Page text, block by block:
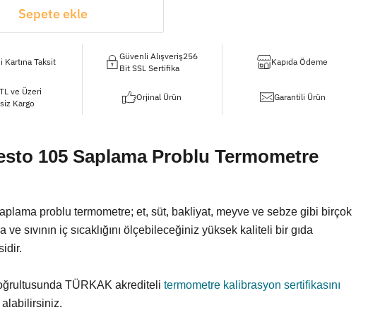
Sepete ekle
Kartına Taksit
Güvenli Alışveriş256
Bit SSL Sertifika
Kapıda Ödeme
ve Üzeri
Kargo
Orjinal Ürün Garantili Ürün
105 Saplama Problu Termometre
problu termometre; et, süt, bakliyat, meyve ve sebze gibi birçok
ve sıvının iç sıcaklığını ölçebileceğiniz yüksek kaliteli bir gıda
TÜRKAK akrediteli termometre kalibrasyon sertifikasını
alabilirsiniz.